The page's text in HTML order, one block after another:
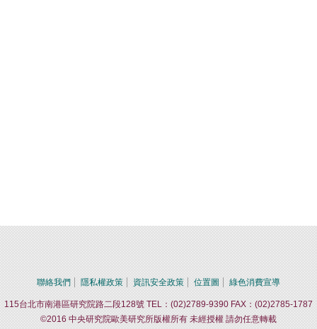
聯絡我們 隱私權政策 資訊安全政策 位置圖 綠色消費宣導
115台北市南港區研究院路二段128號 TEL：(02)2789-9390 FAX：(02)2785-1787
©2016 中央研究院歐美研究所版權所有 未經授權 請勿任意轉載